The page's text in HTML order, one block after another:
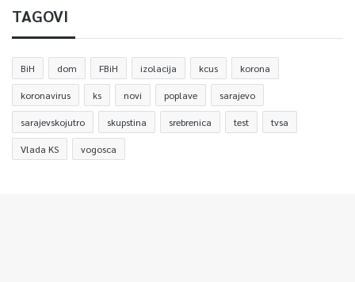
TAGOVI
BiH dom FBiH izolacija kcus korona
koronavirus ks novi poplave sarajevo
sarajevskojutro skupstina srebrenica test tvsa
Vlada KS vogosca